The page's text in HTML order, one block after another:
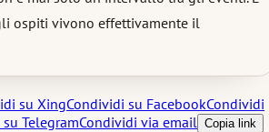
ospiti vivono effettivamente il
su XingCondividi su FacebookCondividi
TelegramCondividi via email Copia link